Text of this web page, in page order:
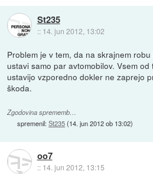
St235
:: 14. jun 2012, 13:02
Problem je v tem, da na skrajnem
ustavi samo par avtomobilov. Vsem
ustavijo vzporedno dokler ne zaprejo
škoda.
Zgodovina sprememb…
spremenil:St235(14. jun 2012 ob 13:02)
oo7
:: 14. jun 2012, 13:15